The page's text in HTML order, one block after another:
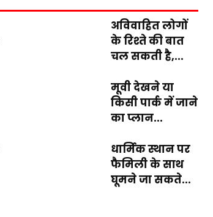
अविवाहित लोगों
के रिश्ते की बात
चल सकती है,...
मूवी देखने या
किसी पार्क में जाने
का प्लान...
धार्मिक स्थान पर
फैमिली के साथ
घूमने जा सकते...